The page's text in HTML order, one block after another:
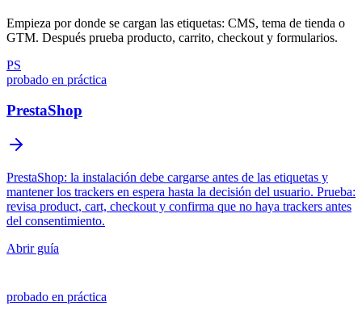
Empieza por donde se cargan las etiquetas: CMS, tema de tienda o
GTM. Después prueba producto, carrito, checkout y formularios.
PS
probado en práctica
PrestaShop
PrestaShop: la instalación debe cargarse antes de las etiquetas y
mantener los trackers en espera hasta la decisión del usuario. Prueba:
revisa product, cart, checkout y confirma que no haya trackers antes
del consentimiento.
Abrir guía
probado en práctica